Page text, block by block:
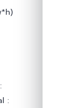
: